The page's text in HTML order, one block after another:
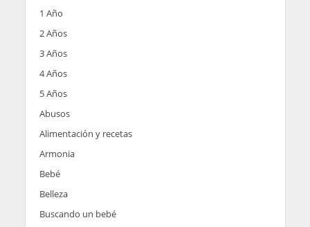
1 Año
2 Años
3 Años
4 Años
5 Años
Abusos
Alimentación y recetas
Armonia
Bebé
Belleza
Buscando un bebé